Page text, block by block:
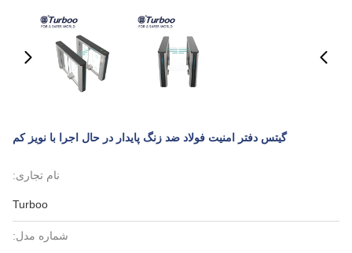
گیتس دفتر امنیت فولاد ضد زنگ پایدار در حال اجرا با نویز کم
نام تجاری:
Turboo
شماره مدل: